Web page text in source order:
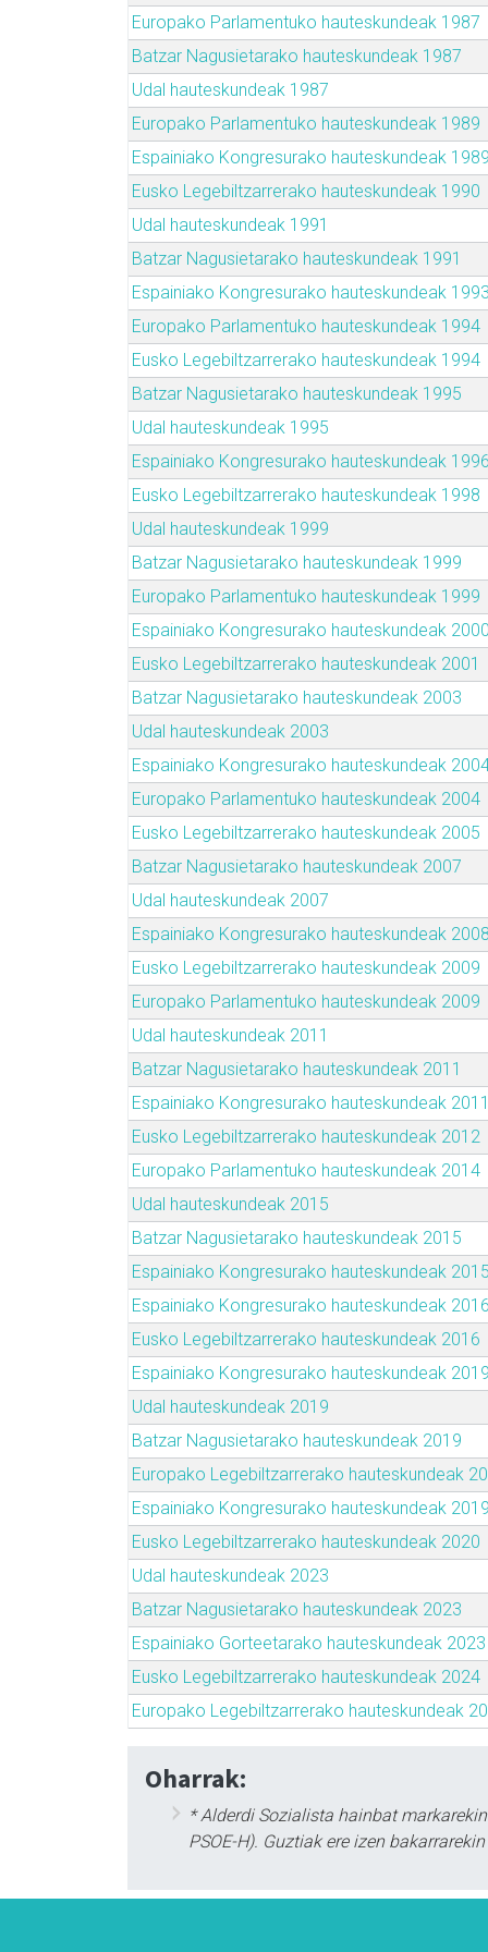
Europako Parlamentuko hauteskundeak 1987
Batzar Nagusietarako hauteskundeak 1987
Udal hauteskundeak 1987
Europako Parlamentuko hauteskundeak 1989
Espainiako Kongresurako hauteskundeak 1989
Eusko Legebiltzarrerako hauteskundeak 1990
Udal hauteskundeak 1991
Batzar Nagusietarako hauteskundeak 1991
Espainiako Kongresurako hauteskundeak 1993
Europako Parlamentuko hauteskundeak 1994
Eusko Legebiltzarrerako hauteskundeak 1994
Batzar Nagusietarako hauteskundeak 1995
Udal hauteskundeak 1995
Espainiako Kongresurako hauteskundeak 1996
Eusko Legebiltzarrerako hauteskundeak 1998
Udal hauteskundeak 1999
Batzar Nagusietarako hauteskundeak 1999
Europako Parlamentuko hauteskundeak 1999
Espainiako Kongresurako hauteskundeak 2000
Eusko Legebiltzarrerako hauteskundeak 2001
Batzar Nagusietarako hauteskundeak 2003
Udal hauteskundeak 2003
Espainiako Kongresurako hauteskundeak
Europako Parlamentuko hauteskundeak 2004
Eusko Legebiltzarrerako hauteskundeak 2005
Batzar Nagusietarako hauteskundeak 2007
Udal hauteskundeak 2007
Espainiako Kongresurako hauteskundeak 2008
Eusko Legebiltzarrerako hauteskundeak 2009
Europako Parlamentuko hauteskundeak 2009
Udal hauteskundeak 2011
Batzar Nagusietarako hauteskundeak 2011
Espainiako Kongresurako hauteskundeak 2011
Eusko Legebiltzarrerako hauteskundeak 2012
Europako Parlamentuko hauteskundeak 2014
Udal hauteskundeak 2015
Batzar Nagusietarako hauteskundeak 2015
Espainiako Kongresurako hauteskundeak 2015
Espainiako Kongresurako hauteskundeak 2016
Eusko Legebiltzarrerako hauteskundeak 2016
Espainiako Kongresurako hauteskundeak 2019
Udal hauteskundeak 2019
Batzar Nagusietarako hauteskundeak 2019
Europako Legebiltzarrerako hauteskundeak
Espainiako Kongresurako hauteskundeak 2019
Eusko Legebiltzarrerako hauteskundeak 2020
Udal hauteskundeak 2023
Batzar Nagusietarako hauteskundeak 2023
Espainiako Gorteetarako hauteskundeak 2023
Eusko Legebiltzarrerako hauteskundeak 2024
Europako Legebiltzarrerako hauteskundeak
Oharrak:
* Alderdi Sozialista hainbat markarekin
PSOE-H). Guztiak ere izen